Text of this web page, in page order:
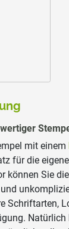
mit einem
für die
können Sie
Schriftarten,
Natürlich